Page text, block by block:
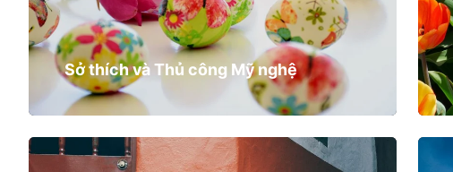
Sở thích và Thủ công Mỹ nghệ